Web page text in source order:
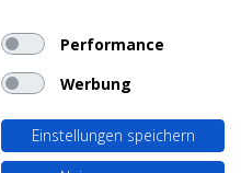
Performance
Werbung
Einstellungen speichern